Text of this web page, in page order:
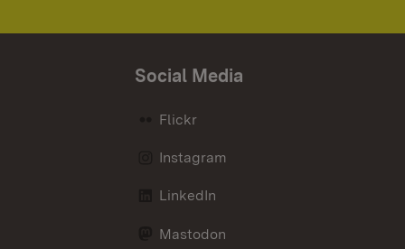
Social Media
Flickr
Instagram
LinkedIn
Mastodon